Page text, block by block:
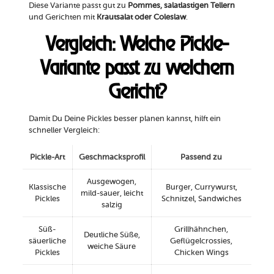
Diese Variante passt gut zu Pommes, salatlastigen Tellern
und Gerichten mit Krautsalat oder Coleslaw.
Vergleich: Welche Pickle-
Variante passt zu welchem
Gericht?
Damit Du Deine Pickles besser planen kannst, hilft ein
schneller Vergleich:
Pickle-Art Geschmacksprofil Passend zu
Klassische
Pickles
Ausgewogen,
mild-sauer, leicht
salzig
Burger, Currywurst,
Schnitzel, Sandwiches
Süß-
säuerliche
Pickles
Deutliche Süße,
weiche Säure
Grillhähnchen,
Geflügelcrossies,
Chicken Wings